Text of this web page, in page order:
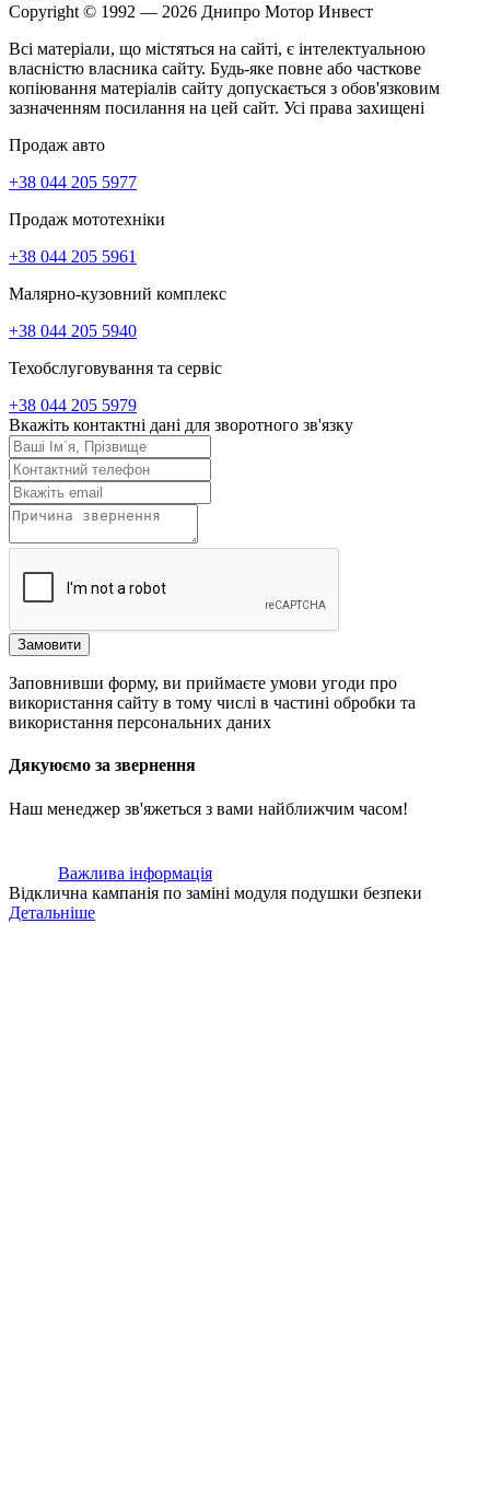
Copyright © 1992 — 2026 Днипро Мотор Инвест
Всі матеріали, що містяться на сайті, є інтелектуальною
власністю власника сайту. Будь-яке повне або часткове
копіювання матеріалів сайту допускається з обов'язковим
зазначенням посилання на цей сайт. Усі права захищені
Продаж авто
+38 044 205 5977
Продаж мототехніки
+38 044 205 5961
Малярно-кузовний комплекс
+38 044 205 5940
Техобслуговування та сервіс
+38 044 205 5979
Вкажіть контактні дані для зворотного зв'язку
Замовити
Заповнивши форму, ви приймаєте умови угоди про
використання сайту в тому числі в частині обробки та
використання персональних даних
Дякуюємо за звернення
Наш менеджер зв'яжеться з вами найближчим часом!
Важлива інформація
Відклична кампанія по заміні модуля подушки безпеки
Детальніше